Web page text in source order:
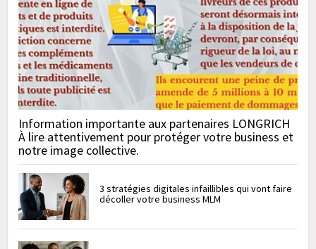
Information importante aux partenaires LONGRICH
À lire attentivement pour protéger votre business et
notre image collective.
3 stratégies digitales infaillibles qui vont faire
décoller votre business MLM